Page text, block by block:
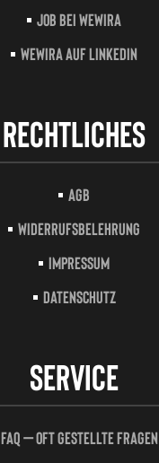
Job bei Wewira
Wewira auf LinkedIn
Rechtliches
AGB
Widerrufsbelehrung
Impressum
Datenschutz
Service
FAQ – Oft gestellte Fragen